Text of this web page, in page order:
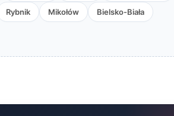
Rybnik Mikołów Bielsko-Biała